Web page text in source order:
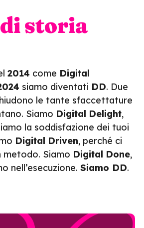
storia
2014 come Digital
siamo diventati DD. Due
le tante sfaccettature
Siamo Digital Delight,
la soddisfazione dei tuoi
Digital Driven, perché ci
metodo. Siamo Digital Done,
nell’esecuzione. Siamo DD.